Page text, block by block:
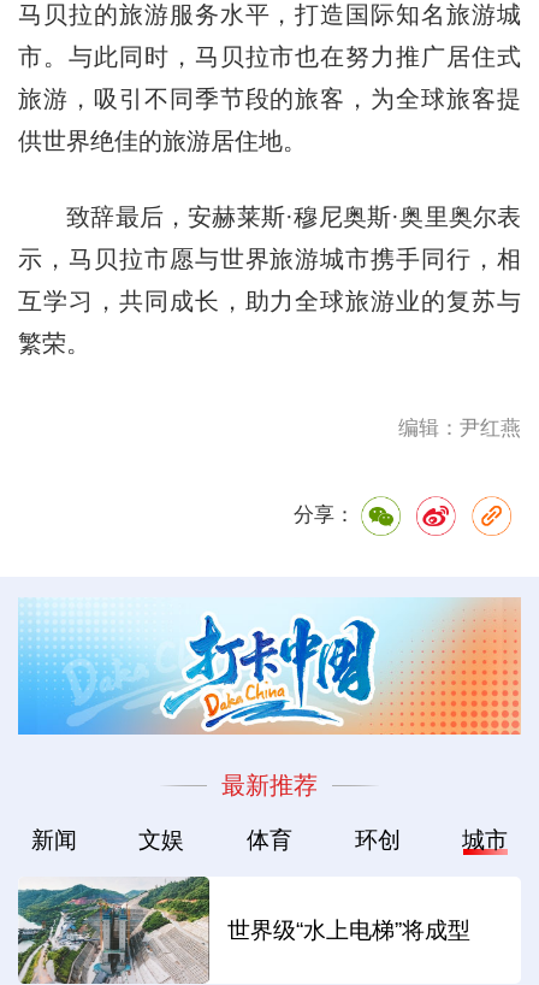
马贝拉的旅游服务水平，打造国际知名旅游城
市。与此同时，马贝拉市也在努力推广居住式
旅游，吸引不同季节段的旅客，为全球旅客提
供世界绝佳的旅游居住地。
致辞最后，安赫莱斯·穆尼奥斯·奥里奥尔表
示，马贝拉市愿与世界旅游城市携手同行，相
互学习，共同成长，助力全球旅游业的复苏与
繁荣。
编辑：尹红燕
分享：
最新推荐
新闻 文娱 体育 环创 城市
世界级“水上电梯”将成型